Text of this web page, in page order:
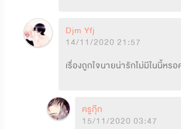
Djm Yfj
14/11/2020 21:57
เรื่องถูกใจนายน่ารักไม่มีในนี้หรอ
ครูกุ๊ก
15/11/2020 03:47